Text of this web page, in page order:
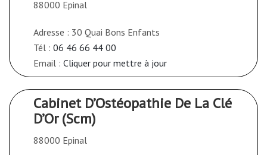
88000 Epinal
Adresse : 30 Quai Bons Enfants
Tél : 06 46 66 44 00
Email : Cliquer pour mettre à jour
Cabinet D’Ostéopathie De La Clé
D’Or (Scm)
88000 Epinal